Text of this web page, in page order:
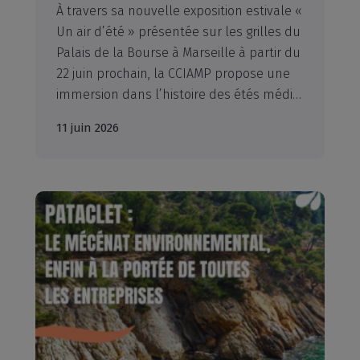
À travers sa nouvelle exposition estivale «
Un air d’été » présentée sur les grilles du
Palais de la Bourse à Marseille à partir du
22 juin prochain, la CCIAMP propose une
immersion dans l’histoire des étés méditerranéens à travers une sélection de 41 photographies et affiches issues de ses collections artistiques. Une exposition à découvrir gratuitement jusqu’au 20 septembre 2026.
11 juin 2026